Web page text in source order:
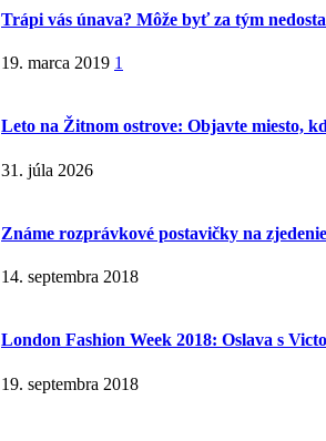
Trápi vás únava? Môže byť za tým
19. marca 2019 1
Leto na Žitnom ostrove: Objavte miesto,
31. júla 2026
Známe rozprávkové postavičky na
14. septembra 2018
London Fashion Week 2018: Oslava s
19. septembra 2018